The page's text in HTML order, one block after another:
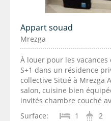
Appart souad
Mrezga
À louer pour les
S+1 dans un résidence
collective Situé à Mrezga
salon, cuisine bien
invités chambre couché
Surface:
1 2